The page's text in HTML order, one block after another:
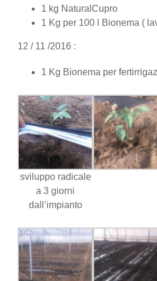
1 kg NaturalCupro
1 Kg per 100 l Bionema (
12 / 11 /2016 :
1 Kg Bionema per
sviluppo radicale
a 3 giorni
dall’impianto